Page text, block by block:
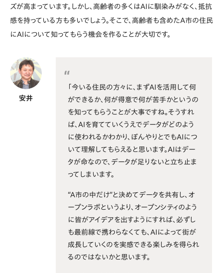
ズが高まっています。しかし、高齢者の多くはAIに馴染みがなく、抵抗
感を持っている方も多いでしょう。そこで、高齢者も含めたA市の住民
にAIについて知ってもらう機会を作ることが大切です。
安井
「今いる住民の方々に、まずAIを活用して何
ができるか、何が得意で何が苦手かというの
を知ってもらうことが大事ですね。そうすれ
ば、AIを育てていくうえでデータがどのよう
に使われるかわかり、ぼんやりとでもAIにつ
いて理解してもらえると思います。AIはデー
タが命なので、データが足りないと立ち止ま
ってしまいます。
“A市の中だけ”と決めてデータを共有し、オ
ープンラボというより、オープンシティのよう
に皆がアイデアを出すようにすれば、必ずし
も最前線で携わらなくても、AIによって街が
成長していくのを実感できる楽しみを得られ
るのではないかと思います。